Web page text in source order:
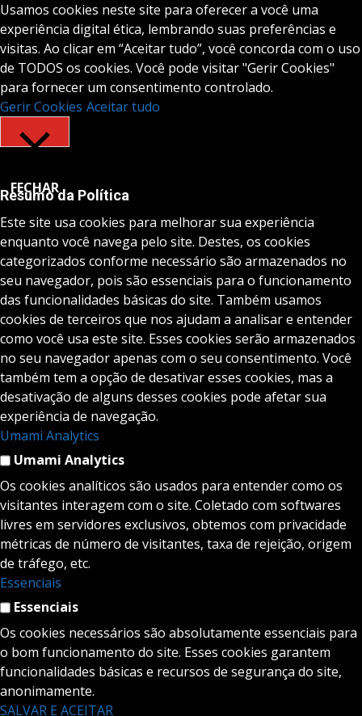
Usamos cookies neste site para oferecer a você uma
experiência digital ética, lembrando suas preferências e
visitas. Ao clicar em “Aceitar tudo”, você concorda com o uso
de TODOS os cookies. Você pode visitar "Gerir Cookies"
para fornecer um consentimento controlado.
Gerir Cookies Aceitar tudo
FECHAR
Resumo da Política
Este site usa cookies para melhorar sua experiência
enquanto você navega pelo site. Destes, os cookies
categorizados conforme necessário são armazenados no
seu navegador, pois são essenciais para o funcionamento
das funcionalidades básicas do site. Também usamos
cookies de terceiros que nos ajudam a analisar e entender
como você usa este site. Esses cookies serão armazenados
no seu navegador apenas com o seu consentimento. Você
também tem a opção de desativar esses cookies, mas a
desativação de alguns desses cookies pode afetar sua
experiência de navegação.
Umami Analytics
Umami Analytics
Os cookies analíticos são usados para entender como os
visitantes interagem com o site. Coletado com softwares
livres em servidores exclusivos, obtemos com privacidade
métricas de número de visitantes, taxa de rejeição, origem
de tráfego, etc.
Essenciais
Essenciais
Os cookies necessários são absolutamente essenciais para
o bom funcionamento do site. Esses cookies garantem
funcionalidades básicas e recursos de segurança do site,
anonimamente.
SALVAR E ACEITAR